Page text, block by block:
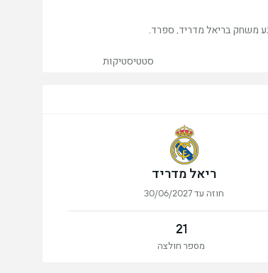
סטטיסטיקות
ריאל מדריד
חוזה עד 30/06/2027
21
מספר חולצה